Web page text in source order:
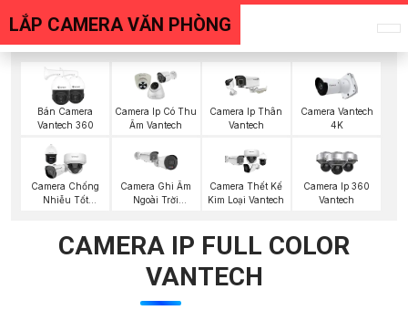
LẮP CAMERA VĂN PHÒNG
Bán Camera
Vantech 360
Camera Ip Có Thu
Âm Vantech
Camera Ip Thân
Vantech
Camera Vantech
4K
Camera Chống
Nhiễu Tốt
Camera Ghi Âm
Ngoài Trời
Camera Thết Kế
Kim Loại Vantech
Camera Ip 360
Vantech
CAMERA IP FULL COLOR
VANTECH